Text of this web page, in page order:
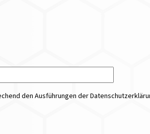
den Ausführungen der